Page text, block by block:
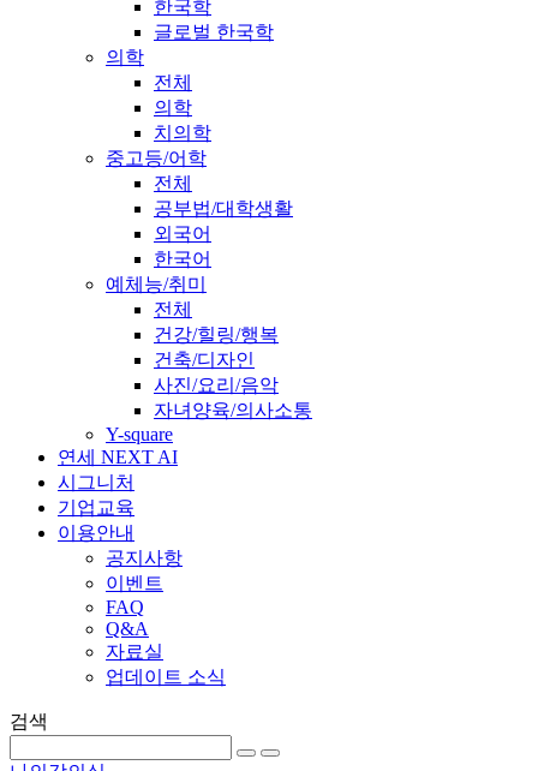
한국학
글로벌 한국학
의학
전체
의학
치의학
중고등/어학
전체
공부법/대학생활
외국어
한국어
예체능/취미
전체
건강/힐링/행복
건축/디자인
사진/요리/음악
자녀양육/의사소통
Y-square
연세 NEXT AI
시그니처
기업교육
이용안내
공지사항
이벤트
FAQ
Q&A
자료실
업데이트 소식
검색